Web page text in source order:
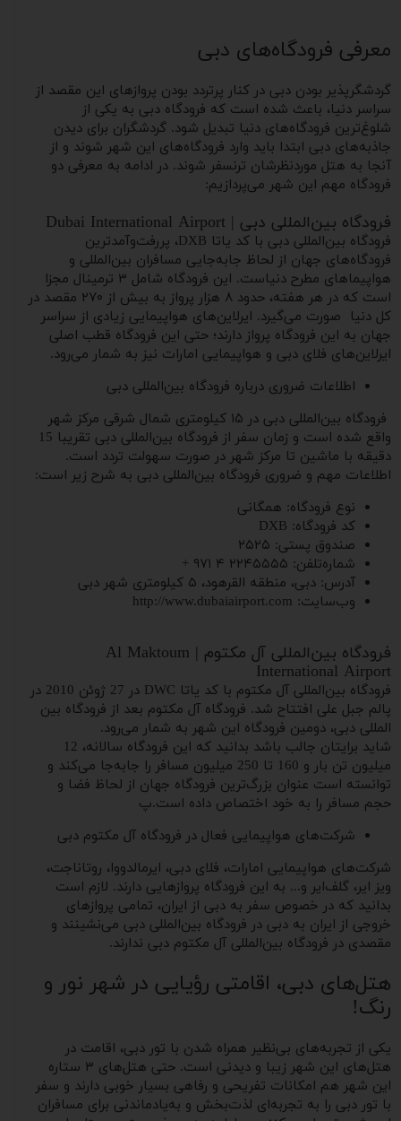
معرفی فرودگاه‌های دبی
گردشگرپذیر بودن دبی در کنار پرتردد بودن پروازهای این مقصد از
سراسر دنیا، باعث شده است که فرودگاه دبی به یکی از
شلوغ‌ترین فرودگاه‌های دنیا تبدیل شود. گردشگران برای دیدن
جاذبه‌های دبی ابتدا باید وارد فرودگاه‌های این شهر شوند و از
آنجا به هتل موردنظرشان ترنسفر شوند. در ادامه به معرفی دو
فرودگاه مهم این شهر می‌پردازیم:
فرودگاه بین‌‌المللی دبی | Dubai International Airport
فرودگاه بین‌المللی دبی با کد یاتا DXB، پررفت‌وآمدترین
فرودگاه‌های جهان از لحاظ جابه‌جایی مسافران بین‌المللی و
هواپیماهای مطرح دنیاست. این فرودگاه شامل ۳ ترمینال مجزا
است که در هر هفته، حدود ۸ هزار پرواز به بیش از ۲۷۰ مقصد در
کل دنیا صورت می‌گیرد. ایرلاین‌های هواپیمایی زیادی از سراسر
جهان به این فرودگاه پرواز دارند؛ حتی این فرودگاه قطب اصلی
ایرلاین‌های فلای دبی و هواپیمایی امارات نیز به شمار می‌رود.
اطلاعات ضروری درباره فرودگاه بین‌المللی دبی
فرودگاه بین‌المللی دبی در ۱۵ کیلومتری شمال شرقی مرکز شهر
واقع شده است و زمان سفر از فرودگاه بین‌المللی دبی تقریبا 15
دقیقه با ماشین تا مرکز شهر در صورت سهولت تردد است.
اطلاعات مهم و ضروری فرودگاه بین‌المللی دبی به شرح زیر است:
نوع فرودگاه: همگانی
کد فرودگاه: DXB
صندوق پستی: ۲۵۲۵
شماره‌تلفن: ۲۲۴۵۵۵۵ ۴ ۹۷۱ +
آدرس: دبی، منطقه القرهود، ۵ کیلومتری شهر دبی
وب‌سایت: http://www.dubaiairport.com
فرودگاه بین‌‌المللی آل مکتوم | Al Maktoum
International Airport
فرودگاه بین‌المللی آل مکتوم با کد یاتا DWC در 27 ژوئن 2010 در
پالم جبل علی افتتاح شد. فرودگاه آل مکتوم بعد از فرودگاه بین‌
المللی دبی، دومین فرودگاه این شهر به شمار می‌رود.
شاید برایتان جالب باشد بدانید که این فرودگاه سالانه، 12
میلیون تن بار و 160 تا 250 میلیون مسافر را جا‌به‌جا می‌کند و
توانسته است عنوان بزرگ‌ترین فرودگاه جهان از لحاظ فضا و
حجم مسافر را به خود اختصاص داده است.پ
شرکت‌های هواپیمایی فعال در فرودگاه آل مکتوم دبی
شرکت‌های هواپیمایی امارات، فلای دبی، ایرمالدووا، روتاناجت،
ویز ایر، گلف‌ایر و... به این فرودگاه پروازهایی دارند. لازم است
بدانید که در خصوص سفر به دبی از ایران، تمامی پروازهای
خروجی از ایران به دبی در فرودگاه بین‌المللی دبی می‌نشینند و
مقصدی در فرودگاه بین‌المللی آل مکتوم دبی ندارند.
هتل‌های دبی، اقامتی رؤیایی در شهر نور و
رنگ!
یکی از تجربه‌های بی‌نظیر همراه شدن با تور دبی، اقامت در
هتل‌های این شهر زیبا و دیدنی است. حتی هتل‌های ۳ ستاره
این شهر هم امکانات تفریحی و رفاهی بسیار خوبی دارند و سفر
با تور دبی را به تجربه‌ای لذت‌بخش و به‌یادماندنی برای مسافران